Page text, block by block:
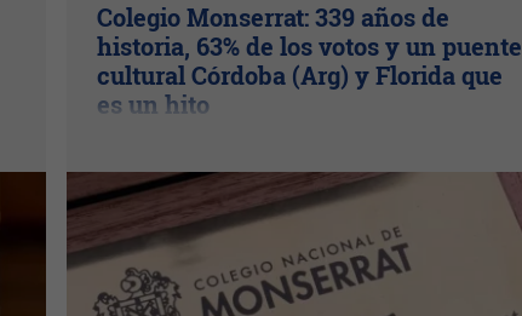
Colegio Monserrat: 339 años de
historia, 63% de los votos y un puente
cultural Córdoba (Arg) y Florida que
es un hito